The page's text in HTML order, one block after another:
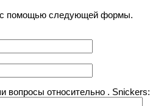
помощью следующей формы.
относительно . Snickers: